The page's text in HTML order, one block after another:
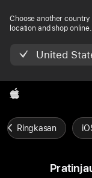
Choose another
location and shop online.
United
Apple
Ringkasan